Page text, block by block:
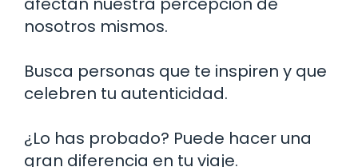
nosotros mismos.
Busca personas que te inspiren y que
celebren tu autenticidad.
¿Lo has probado? Puede hacer una
gran diferencia en tu viaje.